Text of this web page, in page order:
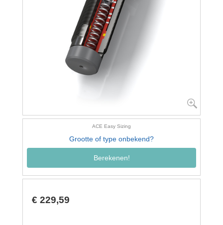
ACE Easy Sizing
Grootte of type onbekend?
Berekenen!
€ 229,59